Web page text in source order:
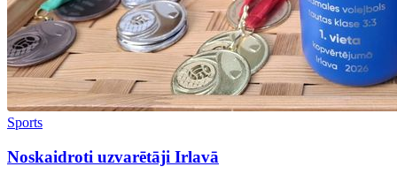
Sports
Noskaidroti uzvarētāji Irlavā